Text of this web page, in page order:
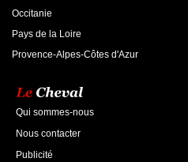
Occitanie
Pays de la Loire
Provence-Alpes-Côtes d'Azur
Qui sommes-nous
Nous contacter
Publicité